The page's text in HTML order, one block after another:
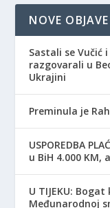
NOVE OBJAVE
Sastali se Vučić
razgovarali u
Ukrajini
Preminula je
USPOREDBA
u BiH 4.000 KM,
​U TIJEKU:
Međunarodnoj